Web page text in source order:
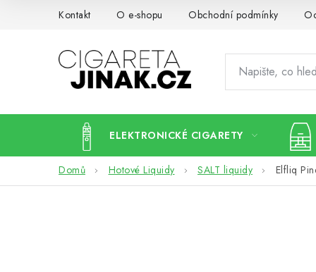
Kontakt O e-shopu Obchodní podmínky
ELEKTRONICKÉ CIGARETY
Domů Hotové Liquidy SALT liquidy Elfliq